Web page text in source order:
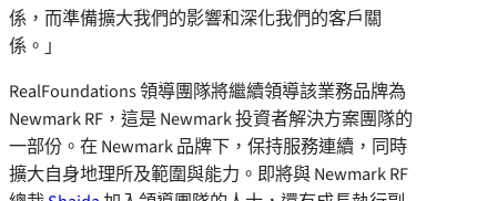
係，而準備擴大我們的影響和深化我們的客戶關
係。」
RealFoundations 領導團隊將繼續領導該業務品牌為
Newmark RF，這是 Newmark 投資者解決方案團隊的
一部份。在 Newmark 品牌下，保持服務連續，同時
擴大自身地理所及範圍與能力。即將與 Newmark RF